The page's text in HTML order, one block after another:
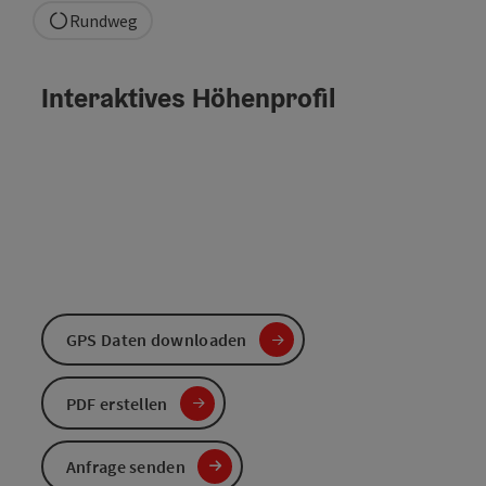
Rundweg
Interaktives Höhenprofil
GPS Daten downloaden
PDF erstellen
Anfrage senden